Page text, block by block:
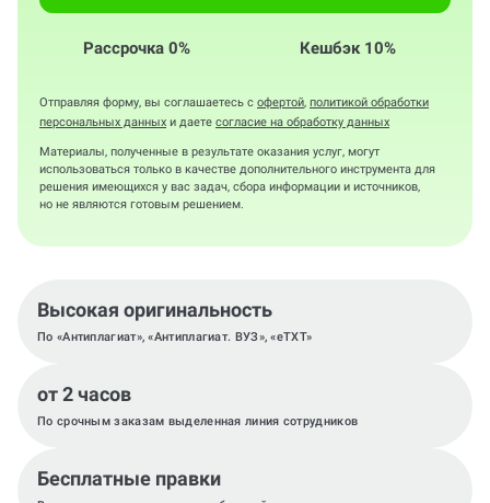
Рассрочка 0% Кешбэк 10%
Отправляя форму, вы соглашаетесь с офертой, политикой обработки
персональных данных и даете согласие на обработку данных
Материалы, полученные в результате оказания услуг, могут
использоваться только в качестве дополнительного инструмента для
решения имеющихся у вас задач, сбора информации и источников,
но не являются готовым решением.
Высокая оригинальность
По «Антиплагиат», «Антиплагиат. ВУЗ», «eTXT»
от 2 часов
По срочным заказам выделенная линия сотрудников
Бесплатные правки